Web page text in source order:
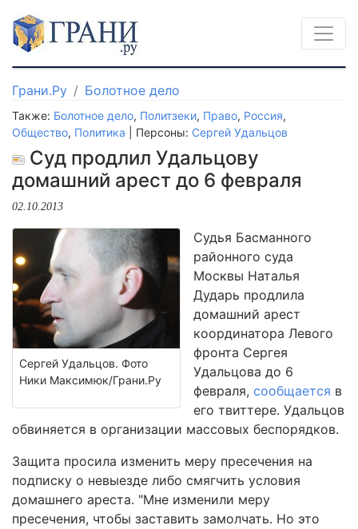
Грани.Ру Болотное дело
Также: Болотное дело, Политзеки, Право, Россия,
Общество, Политика | Персоны: Сергей Удальцов
Суд продлил Удальцову
домашний арест до 6 февраля
02.10.2013
Сергей Удальцов. Фото
Ники Максимюк/Грани.Ру
Судья Басманного
районного суда
Москвы Наталья
Дударь продлила
домашний арест
координатора Левого
фронта Сергея
Удальцова до 6
февраля, сообщается в
его твиттере. Удальцов
обвиняется в организации массовых беспорядков.
Защита просила изменить меру пресечения на
подписку о невыезде либо смягчить условия
домашнего ареста. "Мне изменили меру
пресечения, чтобы заставить замолчать. Но это